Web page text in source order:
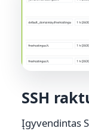
SSH
Įgyvendintas